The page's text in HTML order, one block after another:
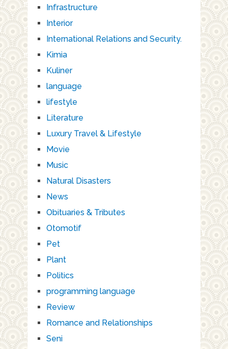
Infrastructure
Interior
International Relations and Security.
Kimia
Kuliner
language
lifestyle
Literature
Luxury Travel & Lifestyle
Movie
Music
Natural Disasters
News
Obituaries & Tributes
Otomotif
Pet
Plant
Politics
programming language
Review
Romance and Relationships
Seni